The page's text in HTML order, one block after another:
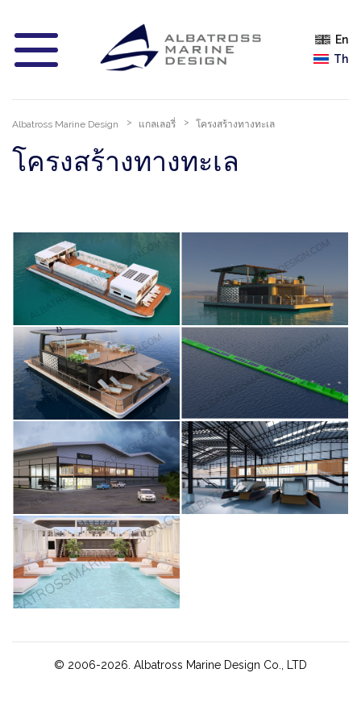
En
Th
Albatross Marine Design แกลเลอรี่ โครงสร้างทางทะเล
โครงสร้างทางทะเล
© 2006-2026. Albatross Marine Design Co., LTD